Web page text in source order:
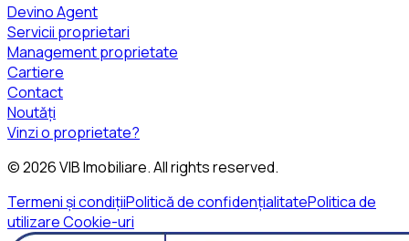
Devino Agent
Servicii proprietari
Management proprietate
Cartiere
Contact
Noutăți
Vinzi o proprietate?
©2026VIB Imobiliare. All rights reserved.
Termeni și condițiiPolitică de confidențialitatePolitica de
utilizare Cookie-uri